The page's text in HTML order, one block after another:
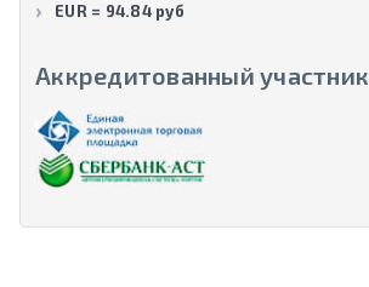
EUR = 94.84 руб
Аккредитованный участник